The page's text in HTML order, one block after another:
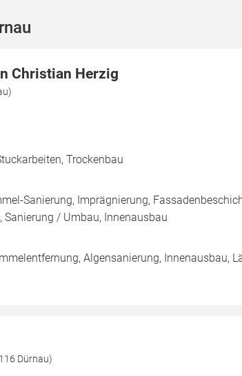
Christian Herzig
Trockenbau
Sanierung, Imprägnierung,
Sanierung / Umbau, Innenausbau
Algensanierung, Innenausbau,
Dürnau)